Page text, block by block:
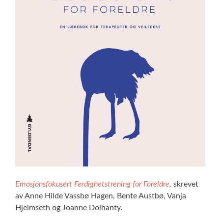
Emosjonsfokusert Ferdighetstrening for Foreldre, skrevet
av Anne Hilde Vassbø Hagen, Bente Austbø, Vanja
Hjelmseth og Joanne Dolhanty.